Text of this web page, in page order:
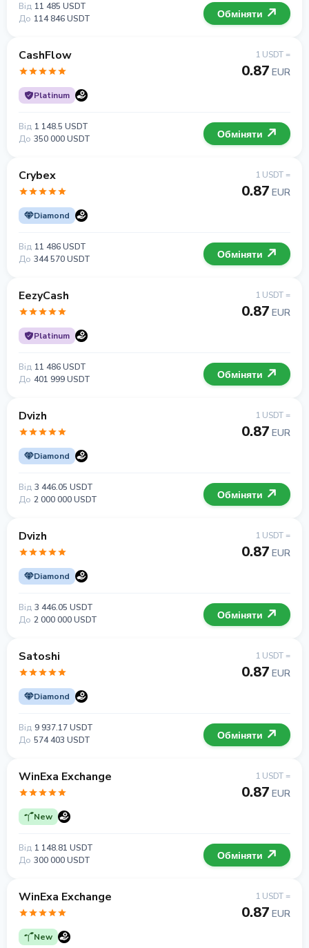
Від 11 485 USDT
До 114 846 USDT Обміняти
CashFlow
Platinum
1 USDT =
0.87 EUR
Від 1 148.5 USDT
До 350 000 USDT Обміняти
Crybex
Diamond
1 USDT =
0.87 EUR
Від 11 486 USDT
До 344 570 USDT Обміняти
EezyCash
Platinum
1 USDT =
0.87 EUR
Від 11 486 USDT
До 401 999 USDT Обміняти
Dvizh
Diamond
1 USDT =
0.87 EUR
Від 3 446.05 USDT
До 2 000 000 USDT Обміняти
Dvizh
Diamond
1 USDT =
0.87 EUR
Від 3 446.05 USDT
До 2 000 000 USDT Обміняти
Satoshi
Diamond
1 USDT =
0.87 EUR
Від 9 937.17 USDT
До 574 403 USDT Обміняти
WinExa Exchange
New
1 USDT =
0.87 EUR
Від 1 148.81 USDT
До 300 000 USDT Обміняти
WinExa Exchange
New
1 USDT =
0.87 EUR